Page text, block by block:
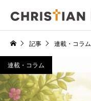
記事 連載・コラム
連載・コラム